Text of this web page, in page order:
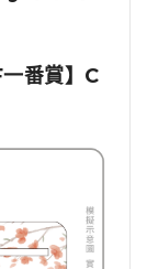
番賞】C